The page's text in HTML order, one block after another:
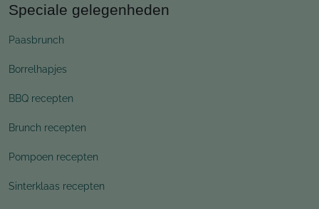
Speciale gelegenheden
Paasbrunch
Borrelhapjes
BBQ recepten
Brunch recepten
Pompoen recepten
Sinterklaas recepten